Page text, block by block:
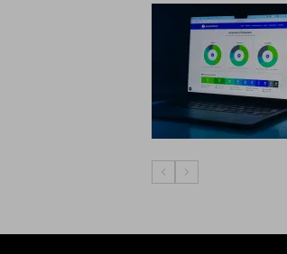
Articolo Precedente
Articolo Successivo